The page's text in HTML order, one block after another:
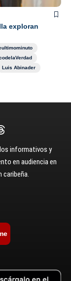
exploran
Luis Abinader
informativos y
en audiencia en
caribeña.